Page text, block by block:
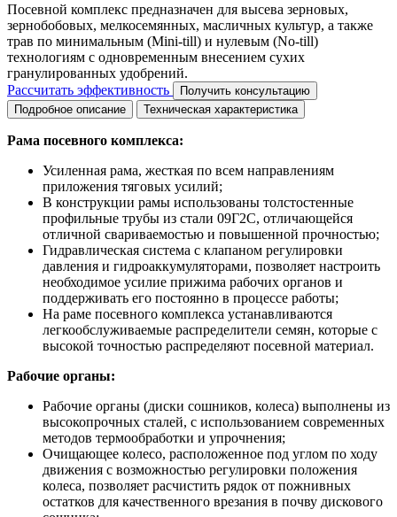
Посевной комплекс предназначен для высева зерновых,
зернобобовых, мелкосемянных, масличных культур, а также
трав по минимальным (Mini-till) и нулевым (No-till)
технологиям с одновременным внесением сухих
гранулированных удобрений.
Рассчитать эффективность
Получить консультацию
Подробное описание
Техническая характеристика
Рама посевного комплекса:
Усиленная рама, жесткая по всем направлениям
приложения тяговых усилий;
В конструкции рамы использованы толстостенные
профильные трубы из стали 09Г2С, отличающейся
отличной свариваемостью и повышенной прочностью;
Гидравлическая система с клапаном регулировки
давления и гидроаккумуляторами, позволяет настроить
необходимое усилие прижима рабочих органов и
поддерживать его постоянно в процессе работы;
На раме посевного комплекса устанавливаются
легкообслуживаемые распределители семян, которые с
высокой точностью распределяют посевной материал.
Рабочие органы:
Рабочие органы (диски сошников, колеса) выполнены из
высокопрочных сталей, с использованием современных
методов термообработки и упрочнения;
Очищающее колесо, расположенное под углом по ходу
движения с возможностью регулировки положения
колеса, позволяет расчистить рядок от пожнивных
остатков для качественного врезания в почву дискового